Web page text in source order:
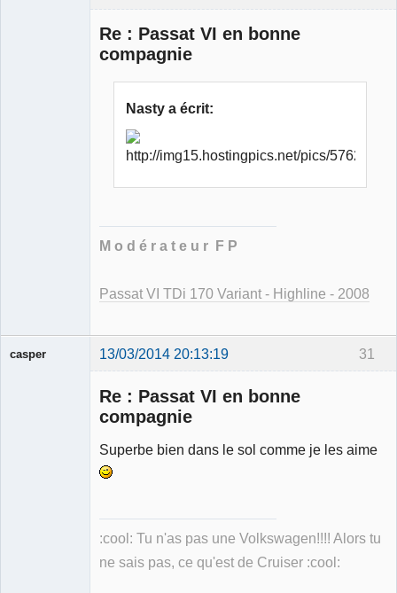
Re : Passat VI en bonne
compagnie
Nasty a écrit:
M o d é r a t e u r F P
Passat VI TDi 170 Variant - Highline - 2008
31
casper 13/03/2014 20:13:19
Re : Passat VI en bonne
compagnie
Superbe bien dans le sol comme je les aime
:cool: Tu n'as pas une Volkswagen!!!! Alors tu
ne sais pas, ce qu'est de Cruiser :cool: